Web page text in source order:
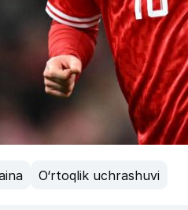
O‘rtoqlik uchrashuvi